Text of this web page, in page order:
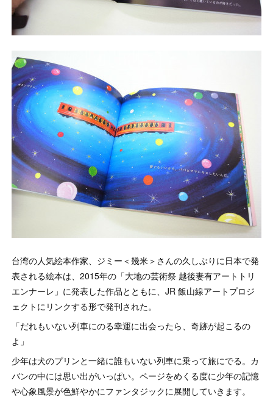
台湾の人気絵本作家、ジミー＜幾米＞さんの久しぶりに日本で発
表される絵本は、2015年の「大地の芸術祭 越後妻有アートトリ
エンナーレ」に発表した作品とともに、JR 飯山線アートプロジ
ェクトにリンクする形で発刊された。
「だれもいない列車にのる幸運に出会ったら、奇跡が起こるの
よ」
少年は犬のプリンと一緒に誰もいない列車に乗って旅にでる。カ
バンの中には思い出がいっぱい。ページをめくる度に少年の記憶
や心象風景が色鮮やかにファンタジックに展開していきます。